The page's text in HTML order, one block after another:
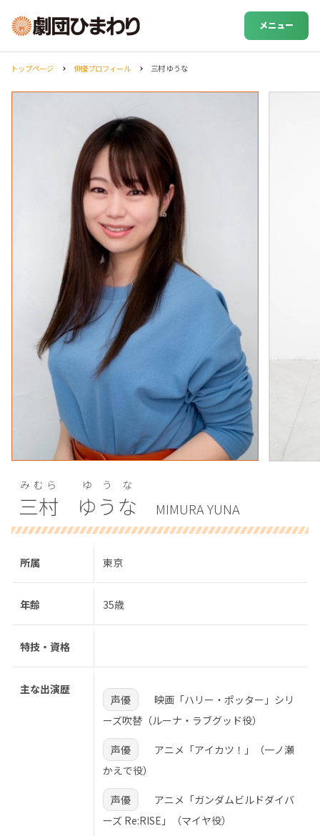
メニュー
トップページ 俳優プロフィール 三村 ゆうな
三村
みむら
ゆうな
ゆうな
MIMURA YUNA
所属 東京
年齢 35歳
特技・資格
主な出演歴
声優
映画「ハリー・ポッター」シリ
ーズ吹替（ルーナ・ラブグッド役）
声優
アニメ「アイカツ！」（一ノ瀬
かえで役）
声優
アニメ「ガンダムビルドダイバ
ーズ Re:RISE」（マイヤ役）